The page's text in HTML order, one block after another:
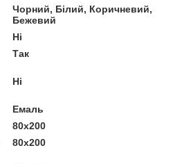
Чорний, Білий, Коричневий,
Бежевий
Ні
Так
Ні
Емаль
80х200
80х200